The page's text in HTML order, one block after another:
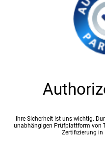
Ihre Sicherheit ist uns wichtig.
unabhängigen Prüfplattform von
Zertifizierung in